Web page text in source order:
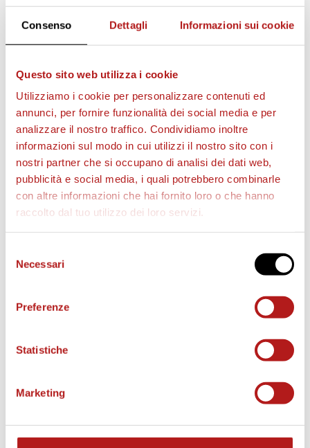
Consenso Dettagli Informazioni sui cookie
Questo sito web utilizza i cookie
Utilizziamo i cookie per personalizzare contenuti ed
annunci, per fornire funzionalità dei social media e per
analizzare il nostro traffico. Condividiamo inoltre
informazioni sul modo in cui utilizzi il nostro sito con i
nostri partner che si occupano di analisi dei dati web,
pubblicità e social media, i quali potrebbero combinarle
con altre informazioni che hai fornito loro o che hanno
raccolto dal tuo utilizzo dei loro servizi.
delNecessari
Preferenze
Statistiche
Marketing
BIGLIETTI
AS CITTADELLA STORE